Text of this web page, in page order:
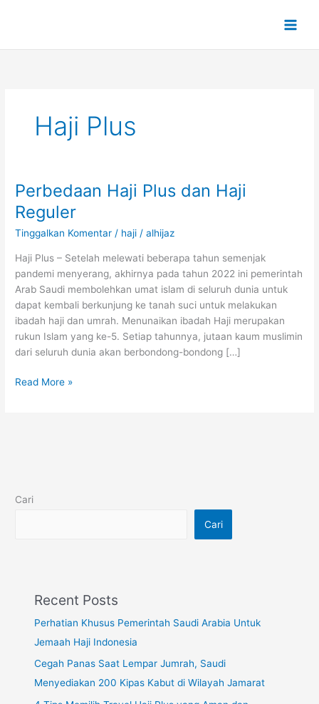
Haji Plus
Perbedaan Haji Plus dan Haji
Reguler
Tinggalkan Komentar / haji /alhijaz
Haji Plus – Setelah melewati beberapa tahun semenjak
pandemi menyerang, akhirnya pada tahun 2022 ini pemerintah
Arab Saudi membolehkan umat islam di seluruh dunia untuk
dapat kembali berkunjung ke tanah suci untuk melakukan
ibadah haji dan umrah. Menunaikan ibadah Haji merupakan
rukun Islam yang ke-5. Setiap tahunnya, jutaan kaum muslimin
dari seluruh dunia akan berbondong-bondong […]
Perbedaan
Haji
Plus
dan
Reguler
Read More »
Cari
Cari
Recent Posts
Perhatian Khusus Pemerintah Saudi Arabia Untuk
Jemaah Haji Indonesia
Cegah Panas Saat Lempar Jumrah, Saudi
Menyediakan 200 Kipas Kabut di Wilayah Jamarat